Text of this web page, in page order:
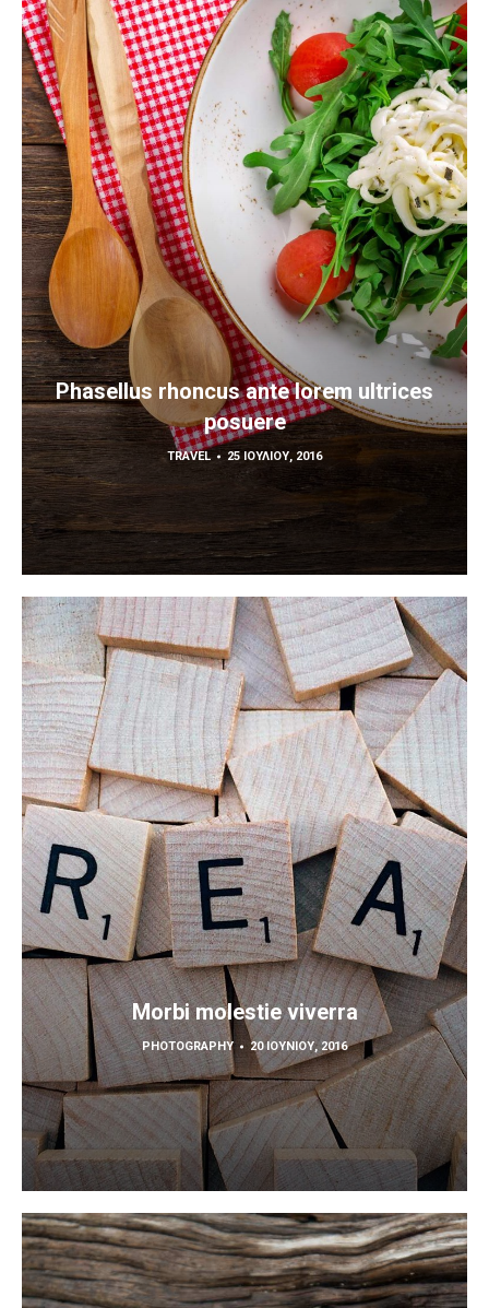
Phasellus rhoncus ante lorem ultrices
posuere
TRAVEL 25 ΙΟΥΛΊΟΥ, 2016
Morbi molestie viverra
PHOTOGRAPHY 20 ΙΟΥΝΊΟΥ, 2016